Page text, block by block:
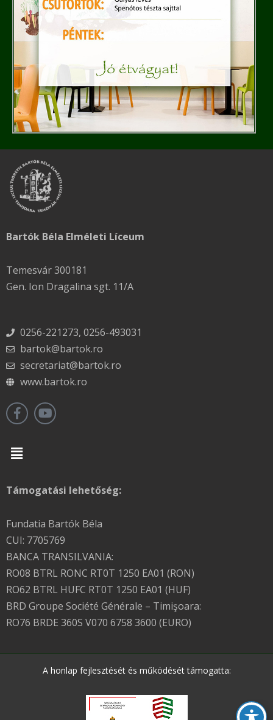
Bartók Béla Elméleti Líceum
Temesvár 300181
Gen. Ion Dragalina sgt. 11/A
0256-221273, 0256-493031
bartok@bartok.ro
secretariat@bartok.ro
www.bartok.ro
Menu
Támogatási lehetőség:
Fundatia Bartók Béla
CUI: 7705769
BANCA TRANSILVANIA:
RO08 BTRL RONC RT0T 1250 EA01 (RON)
RO62 BTRL HUFC RT0T 1250 EA01 (HUF)
BRD Groupe Société Générale – Timişoara:
RO76 BRDE 360S V070 6758 3600 (EURO)
A honlap fejlesztését és működését támogatta: